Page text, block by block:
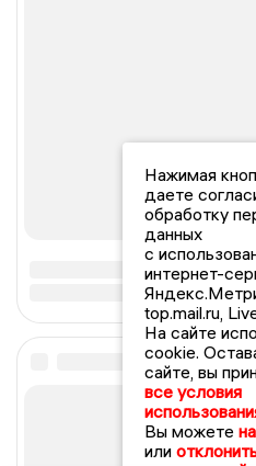
Нажимая
даете
обработку
данных
с
интернет-
top.mail.ru,
На сайте
cookie.
сайте, вы
все условия
Вы можете
или